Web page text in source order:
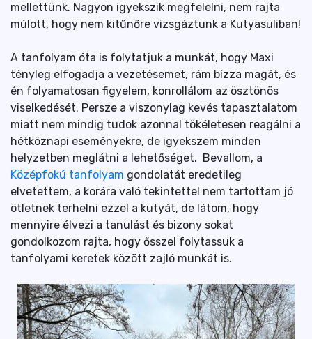
mellettünk. Nagyon igyekszik megfelelni, nem rajta
múlott, hogy nem kitűnőre vizsgáztunk a Kutyasuliban!
A tanfolyam óta is folytatjuk a munkát, hogy Maxi
tényleg elfogadja a vezetésemet, rám bízza magát, és
én folyamatosan figyelem, konrollálom az ösztönös
viselkedését. Persze a viszonylag kevés tapasztalatom
miatt nem mindig tudok azonnal tökéletesen reagálni a
hétköznapi eseményekre, de igyekszem minden
helyzetben meglátni a lehetőséget. Bevallom, a
Középfokú tanfolyam gondolatát eredetileg
elvetettem, a korára való tekintettel nem tartottam jó
ötletnek terhelni ezzel a kutyát, de látom, hogy
mennyire élvezi a tanulást és bizony sokat
gondolkozom rajta, hogy ősszel folytassuk a
tanfolyami keretek között zajló munkát is.